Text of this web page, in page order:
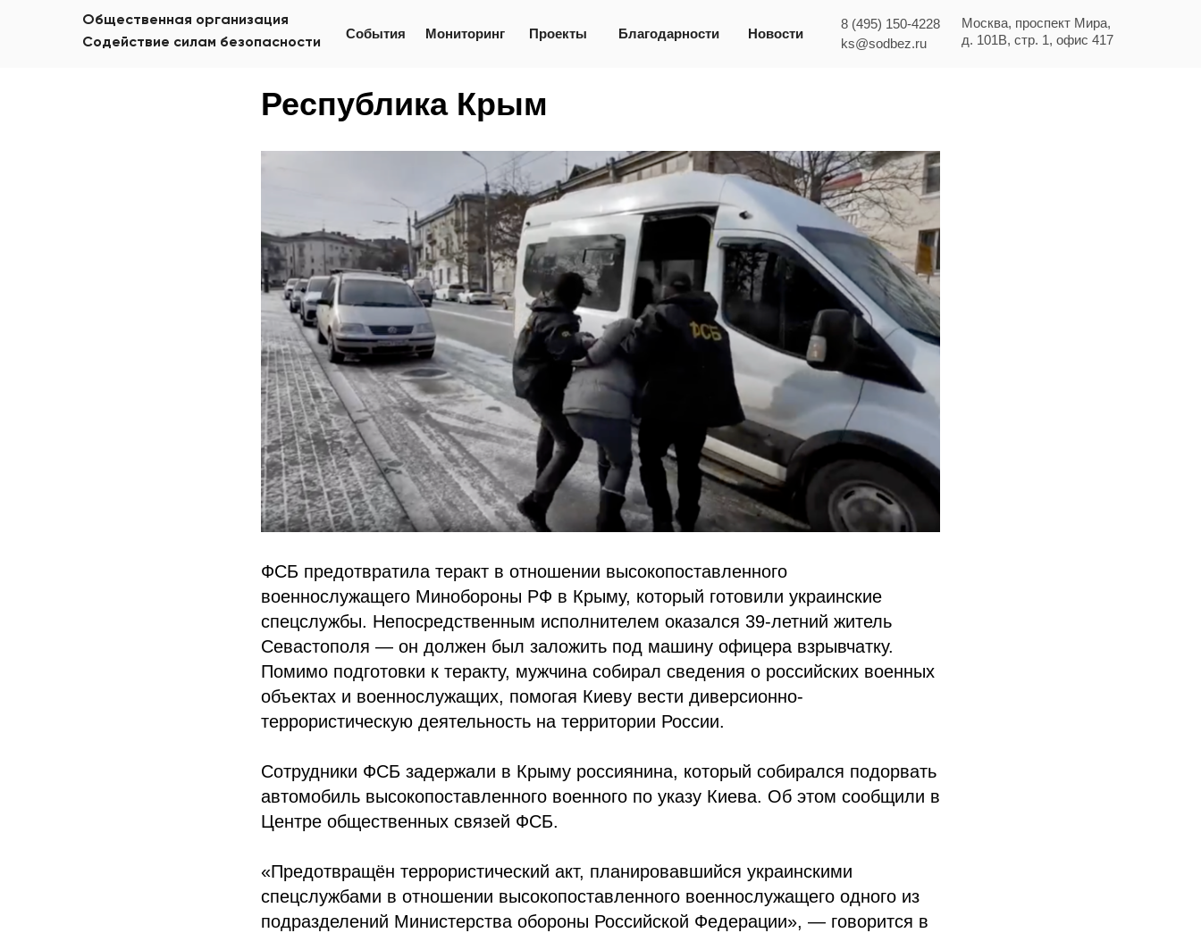
8 (495) 150-4228
ks@sodbez.ru
Общественная организация
Содействие силам безопасности
Мониторинг
События Благодарности Новости
Проекты
Москва, проспект Мира,
д. 101В, стр. 1, офис 417
Республика Крым
ФСБ предотвратила теракт в отношении высокопоставленного
военнослужащего Минобороны РФ в Крыму, который готовили украинские
спецслужбы. Непосредственным исполнителем оказался 39-летний житель
Севастополя — он должен был заложить под машину офицера взрывчатку.
Помимо подготовки к теракту, мужчина собирал сведения о российских военных
объектах и военнослужащих, помогая Киеву вести диверсионно-
террористическую деятельность на территории России.
Сотрудники ФСБ задержали в Крыму россиянина, который собирался подорвать
автомобиль высокопоставленного военного по указу Киева. Об этом сообщили в
Центре общественных связей ФСБ.
«Предотвращён террористический акт, планировавшийся украинскими
спецслужбами в отношении высокопоставленного военнослужащего одного из
подразделений Министерства обороны Российской Федерации», — говорится в